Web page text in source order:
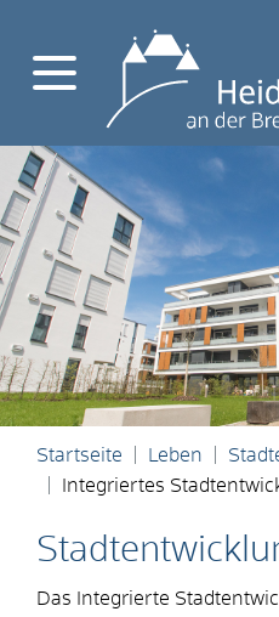
Startseite Leben
Integriertes
Das Integrierte